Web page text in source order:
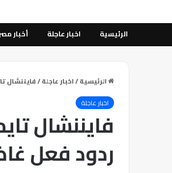
الرئيسية اخبار عاجلة أخبار
الرئيسية/اخبار عاجلة/فايننشال
اخبار عاجلة
فايننشال
ردود فعل